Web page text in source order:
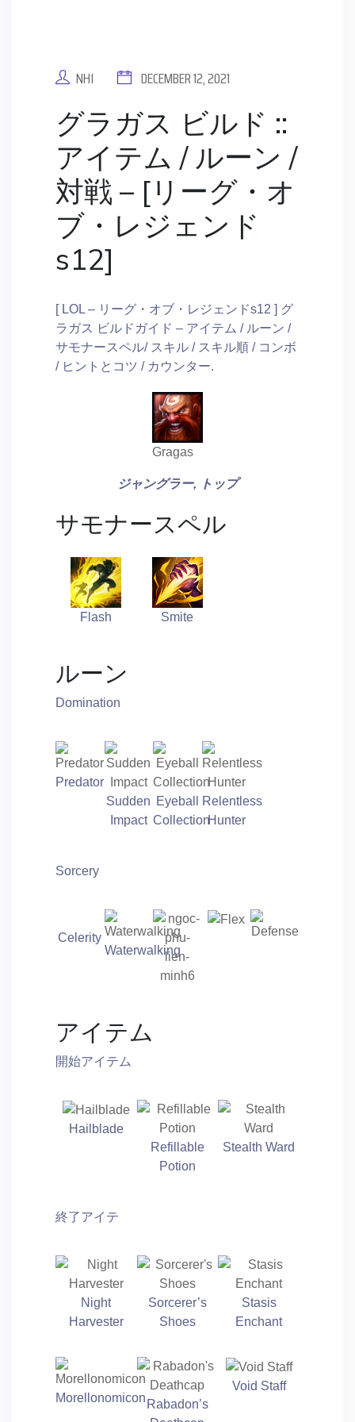
NHI DECEMBER 12, 2021
グラガス ビルド ::
アイテム / ルーン /
対戦 – [リーグ・オ
ブ・レジェンド
s12]
[ LOL – リーグ・オブ・レジェンドs12 ] グ
ラガス ビルドガイド – アイテム / ルーン /
サモナースペル/ スキル / スキル順 / コンボ
/ ヒントとコツ / カウンター.
Gragas
ジャングラー, トップ
サモナースペル
Flash Smite
ルーン
Domination
Predator
Sudden
Impact
Eyeball
Collection
Relentless
Hunter
Sorcery
Celerity
Waterwalking
アイテム
開始アイテム
Hailblade
Refillable
Potion
Stealth Ward
終了アイテ
Night
Harvester
Sorcerer’s
Shoes
Stasis
Enchant
Morellonomicon Rabadon’s
Void Staff